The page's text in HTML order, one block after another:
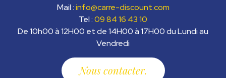
Mail :info@carre-discount.com
Tel :09 84 16 43 10
De 10h00 à 12H00 et de 14H00 à 17H00 du Lundi au
Vendredi
Nous contacter